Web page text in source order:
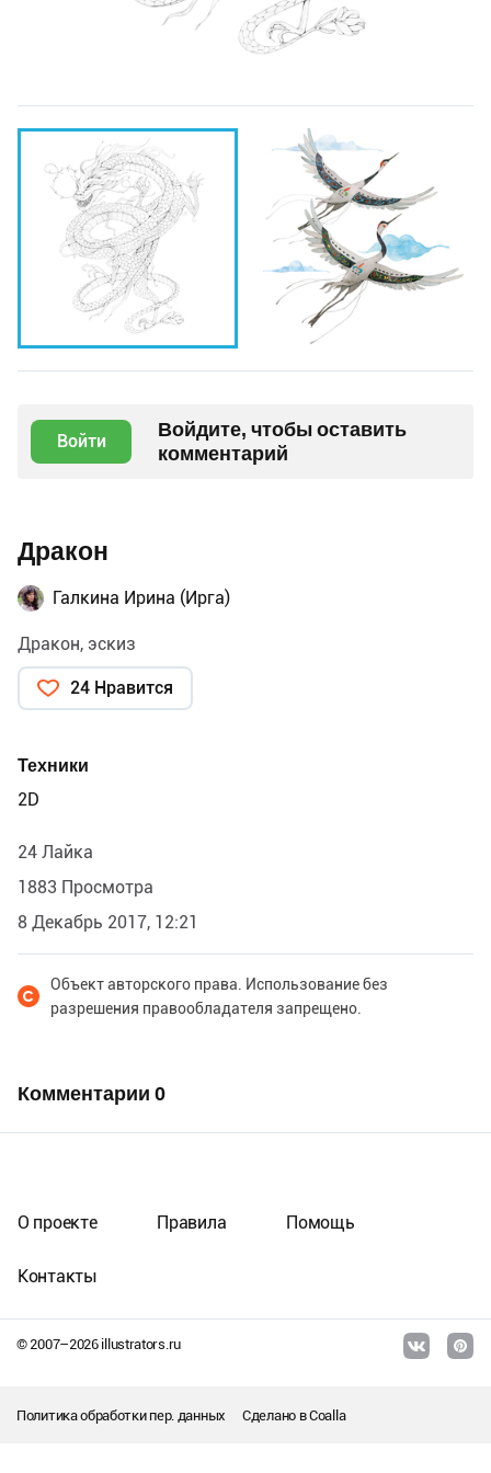
Войти
Войдите, чтобы оставить
комментарий
Дракон
Галкина Ирина (Ирга)
Дракон, эскиз
24 Нравится
Техники
2D
24 Лайка
1883 Просмотра
8 Декабрь 2017, 12:21
Объект авторского права. Использование без
разрешения правообладателя запрещено.
Комментарии 0
© 2007–2026illustrators.ru
О проекте Правила Помощь
Контакты
Политика обработки пер. данных Сделано вCoalla